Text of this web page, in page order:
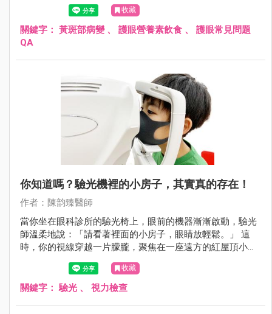
受到此疾病影響。了解黃斑部病變的種類、症狀、成因及最
新治療方式，並從日常生活養成護眼習慣，是守護視力、延
緩病程惡化的第一步。
收藏
關鍵字： 黃斑部病變、 護眼營養素飲食 、 護眼常見問題
QA
你知道嗎？驗光機裡的小房子，其實真的存在！
作者：陳韵臻醫師
當你坐在眼科診所的驗光椅上，眼前的機器漸漸啟動，驗光
師溫柔地說：「請看著裡面的小房子，眼睛放輕鬆。」 這
時，你的視線穿越一片朦朧，聚焦在一座遠方的紅屋頂小教
堂上，彷彿置身異地，短暫逃離現實。但你知道嗎？這座小
房子，其實真的存在，而且地點遙遠夢幻——它來自冰島的
斯奈山半島，名為 Ingjaldshólskirkja，是一座歷史悠久、風
收藏
關鍵字：驗光 、 視力檢查